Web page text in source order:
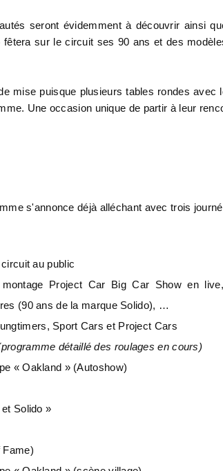
seront évidemment à découvrir ainsi
fêtera sur le circuit ses 90 ans et des
mise puisque plusieurs tables rondes
Une occasion unique de partir à leur
s'annonce déjà alléchant avec trois
au public
Project Car Big Car Show en
(90 ans de la marque Solido), …
Sport Cars et Project Cars
détaillé des roulages en cours)
« Oakland » (Autoshow)
Solido »
Fame)